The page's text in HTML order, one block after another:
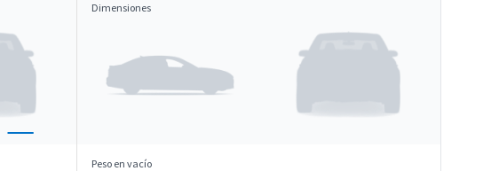
Dimensiones
Peso en vacío